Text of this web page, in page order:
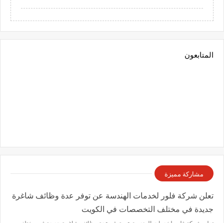
المتابعون
مشاركة مميزة
تعلن شركة فلور لخدمات الهندسة عن توفر عدة وظائف شاغرة
جديدة في مختلف التخصصات في الكويت